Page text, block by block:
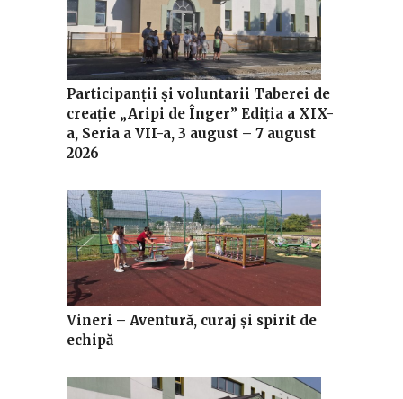
Participanții și voluntarii Taberei de
creație „Aripi de Înger” Ediția a XIX-
a, Seria a VII-a, 3 august – 7 august
2026
Vineri – Aventură, curaj și spirit de
echipă